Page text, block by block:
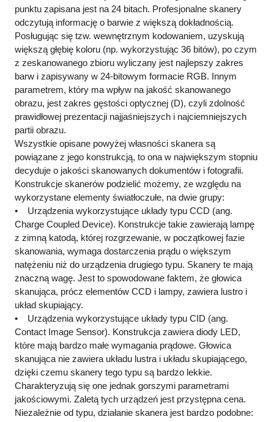
punktu zapisana jest na 24 bitach. Profesjonalne skanery
odczytują informację o barwie z większą dokładnością.
Posługując się tzw. wewnętrznym kodowaniem, uzyskują
większą głębię koloru (np. wykorzystując 36 bitów), po czym
z zeskanowanego zbioru wyliczany jest najlepszy zakres
barw i zapisywany w 24-bitowym formacie RGB. Innym
parametrem, który ma wpływ na jakość skanowanego
obrazu, jest zakres gęstości optycznej (D), czyli zdolność
prawidłowej prezentacji najjaśniejszych i najciemniejszych
partii obrazu.
Wszystkie opisane powyżej własności skanera są
powiązane z jego konstrukcją, to ona w największym stopniu
decyduje o jakości skanowanych dokumentów i fotografii.
Konstrukcje skanerów podzielić możemy, ze względu na
wykorzystane elementy światłoczułe, na dwie grupy:
• Urządzenia wykorzystujące układy typu CCD (ang.
Charge Coupled Device). Konstrukcje takie zawierają lampę
z zimną katodą, której rozgrzewanie, w początkowej fazie
skanowania, wymaga dostarczenia prądu o większym
natężeniu niż do urządzenia drugiego typu. Skanery te mają
znaczną wagę. Jest to spowodowane faktem, że głowica
skanująca, prócz elementów CCD i lampy, zawiera lustro i
układ skupiający.
• Urządzenia wykorzystujące układy typu CID (ang.
Contact Image Sensor). Konstrukcja zawiera diody LED,
które mają bardzo małe wymagania prądowe. Głowica
skanująca nie zawiera układu lustra i układu skupiającego,
dzięki czemu skanery tego typu są bardzo lekkie.
Charakteryzują się one jednak gorszymi parametrami
jakościowymi. Zaletą tych urządzeń jest przystępna cena.
Niezależnie od typu, działanie skanera jest bardzo podobne: